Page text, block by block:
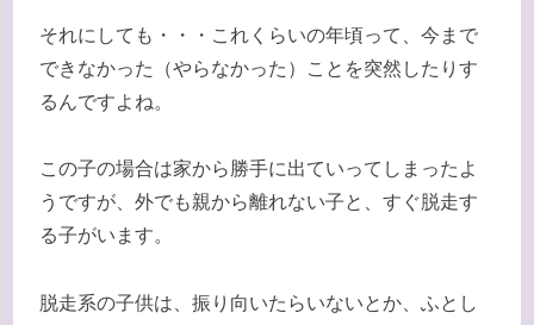
それにしても・・・これくらいの年頃って、今まで
できなかった（やらなかった）ことを突然したりす
るんですよね。
この子の場合は家から勝手に出ていってしまったよ
うですが、外でも親から離れない子と、すぐ脱走す
る子がいます。
脱走系の子供は、振り向いたらいないとか、ふとし